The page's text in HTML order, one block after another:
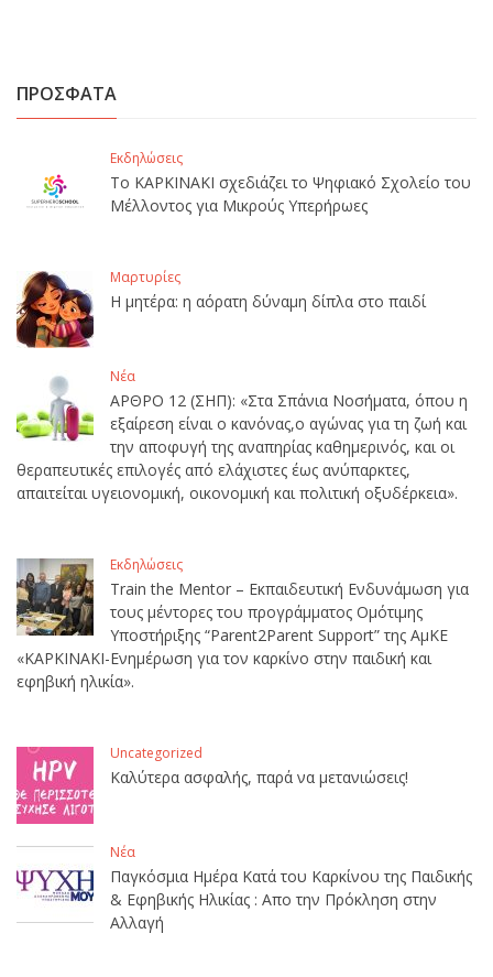
ΠΡΟΣΦΑΤΑ
Εκδηλώσεις
Το ΚΑΡΚΙΝΑΚΙ σχεδιάζει το Ψηφιακό Σχολείο του
Μέλλοντος για Μικρούς Υπερήρωες
Μαρτυρίες
Η μητέρα: η αόρατη δύναμη δίπλα στο παιδί
Νέα
ΑΡΘΡΟ 12 (ΣΗΠ): «Στα Σπάνια Νοσήματα, όπου η
εξαίρεση είναι ο κανόνας,ο αγώνας για τη ζωή και
την αποφυγή της αναπηρίας καθημερινός, και οι
θεραπευτικές επιλογές από ελάχιστες έως ανύπαρκτες,
απαιτείται υγειονομική, οικονομική και πολιτική οξυδέρκεια».
Εκδηλώσεις
Train the Mentor – Εκπαιδευτική Ενδυνάμωση για
τους μέντορες του προγράμματος Ομότιμης
Υποστήριξης “Parent2Parent Support” της ΑμΚΕ
«ΚΑΡΚΙΝΑΚΙ-Ενημέρωση για τον καρκίνο στην παιδική και
εφηβική ηλικία».
Uncategorized
Καλύτερα ασφαλής, παρά να μετανιώσεις!
Νέα
Παγκόσμια Ημέρα Κατά του Καρκίνου της Παιδικής
& Εφηβικής Ηλικίας : Απο την Πρόκληση στην
Αλλαγή